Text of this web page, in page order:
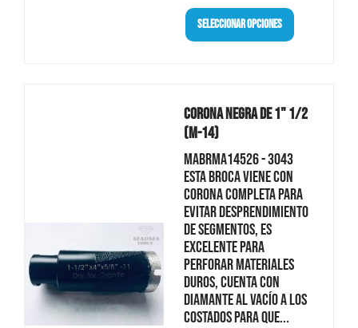
Seleccionar Opciones
Corona Negra De 1" 1/2
(M-14)
MABRMA14526 - 3043
Esta broca viene con
corona completa para
evitar desprendimiento
de segmentos, es
excelente para
perforar materiales
duros, cuenta con
diamante al vacío a los
costados para que...